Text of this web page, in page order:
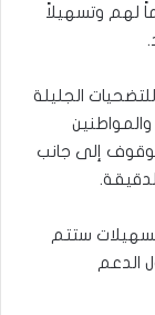
لهم وتسهيلاً
الجليلة
والمواطنين
إلى جانب
ستتم
الدعم